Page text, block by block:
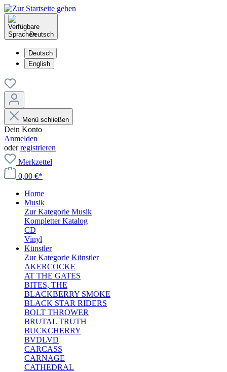
Deutsch
Deutsch
English
Menü schließen
Dein Konto
Anmelden
oderregistrieren
Merkzettel
0,00 €*
Home
Musik
Zur Kategorie Musik
Kompletter Katalog
CD
Vinyl
Künstler
Zur Kategorie Künstler
AKERCOCKE
AT THE GATES
BITES, THE
BLACKBERRY SMOKE
BLACK STAR RIDERS
BOLT THROWER
BRUTAL TRUTH
BUCKCHERRY
BVDLVD
CARCASS
CARNAGE
CATHEDRAL